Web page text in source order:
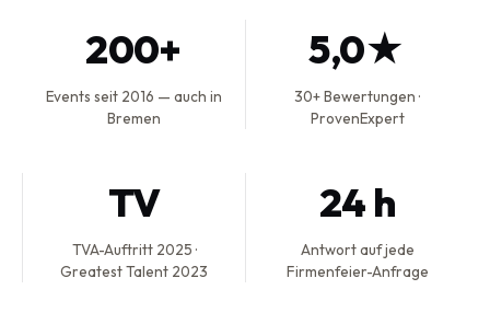
200+
Events seit 2016 — auch in
Bremen
5,0★
30+ Bewertungen ·
ProvenExpert
TV
TVA-Auftritt 2025 ·
Greatest Talent 2023
24 h
Antwort auf jede
Firmenfeier-Anfrage